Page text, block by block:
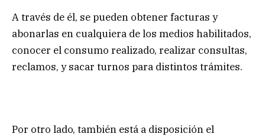
A través de él, se pueden obtener facturas y
abonarlas en cualquiera de los medios habilitados,
conocer el consumo realizado, realizar consultas,
reclamos, y sacar turnos para distintos trámites.
Por otro lado, también está a disposición el